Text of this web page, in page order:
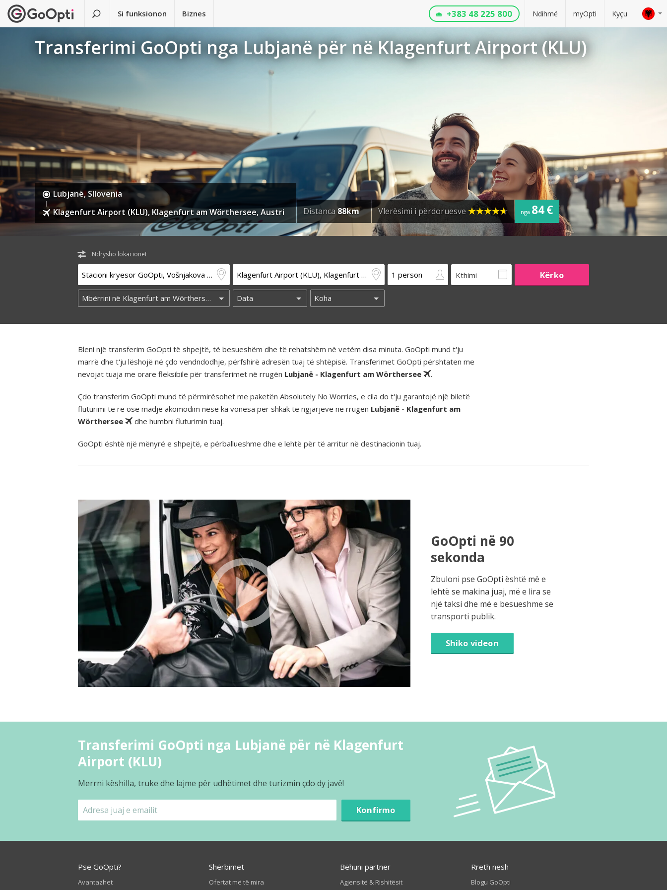
Si funksionon Biznes Ndihmë myOpti Kyçu
+383 48 225 800
Transferimi GoOpti nga Lubjanë për në Klagenfurt Airport (KLU)
Lubjanë, Sllovenia
Klagenfurt Airport (KLU), Klagenfurt am Wörthersee, Austri
Distanca 88km Vlerësimi i përdoruesve nga 84 €
Ndrysho lokacionet
Kthimi
Bleni një transferim GoOpti të shpejtë, të besueshëm dhe të rehatshëm në vetëm disa minuta. GoOpti mund t'ju
marrë dhe t'ju lëshojë në çdo vendndodhje, përfshirë adresën tuaj të shtëpisë. Transferimet GoOpti përshtaten me
nevojat tuaja me orare fleksibile për transferimet në rrugën Lubjanë - Klagenfurt am Wörthersee .
Çdo transferim GoOpti mund të përmirësohet me paketën Absolutely No Worries, e cila do t'ju garantojë një biletë
fluturimi të re ose madje akomodim nëse ka vonesa për shkak të ngjarjeve në rrugën Lubjanë - Klagenfurt am
Wörthersee
dhe humbni fluturimin tuaj.
GoOpti është një mënyrë e shpejtë, e përballueshme dhe e lehtë për të arritur në destinacionin tuaj.
GoOpti në 90
sekonda
Zbuloni pse GoOpti është më e
lehtë se makina juaj, më e lira se
një taksi dhe më e besueshme se
transporti publik.
Shiko videon
Transferimi GoOpti nga Lubjanë për në Klagenfurt
Airport (KLU)
Merrni këshilla, truke dhe lajme për udhëtimet dhe turizmin çdo dy javë!
Konfirmo
Pse GoOpti?
Avantazhet
Shërbimet
Ofertat më të mira
Bëhuni partner
Agjensitë & Rishitësit
Rreth nesh
Blogu GoOpti